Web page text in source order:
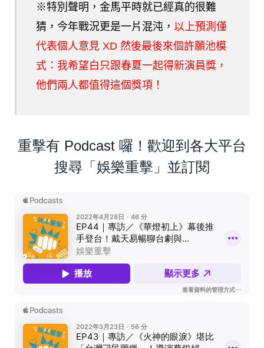
※特別聲明，金馬平時就已經真的很難
猜，今年戰況更是一片混沌，以上預測僅
代表個人意見 XD 然後最後來個許願池模
式：我希望白只跟春夏一起得新演員獎，
他們兩人都值得這個獎項！
重擊有 Podcast 囉！歡迎到各大平台
搜尋「娛樂重擊」並訂閱